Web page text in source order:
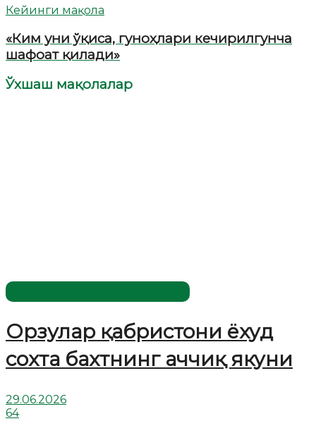
Кейинги мақола
«Ким уни ўқиса, гуноҳлари кечирилгунча
шафоат қилади»
Ўхшаш мақолалар
Орзулар қабристони ёхуд
сохта бахтнинг аччиқ якуни
29.06.2026
64